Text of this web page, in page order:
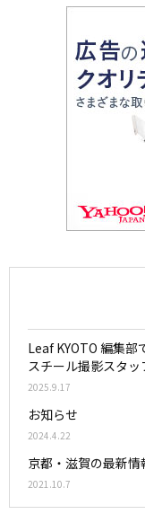
Leaf KYOTO 編集
スチール撮影スタッ
2025.9.17
お知らせ
2024.4.22
京都・滋賀の最新情
2021.10.7